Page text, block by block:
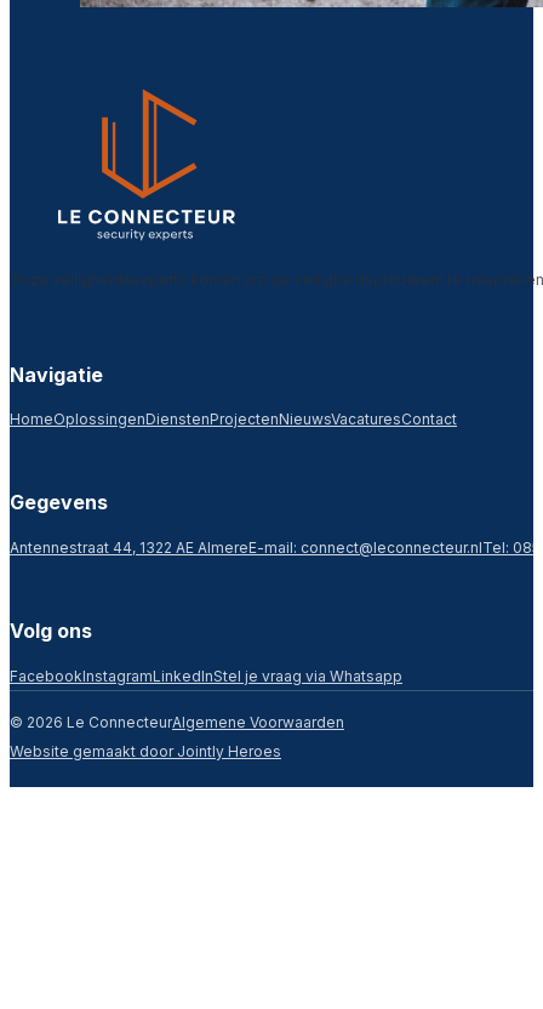
Onze veiligheidsexperts komen om uw veiligheidsprobleem te
Navigatie
HomeOplossingenDienstenProjectenNieuwsVacaturesContact
Gegevens
Antennestraat 44, 1322 AE AlmereE-mail: connect@leconnecteur.nlTel:
Volg ons
FacebookInstagramLinkedInStel je vraag via Whatsapp
© 2026 Le ConnecteurAlgemene Voorwaarden
Website gemaakt door Jointly Heroes